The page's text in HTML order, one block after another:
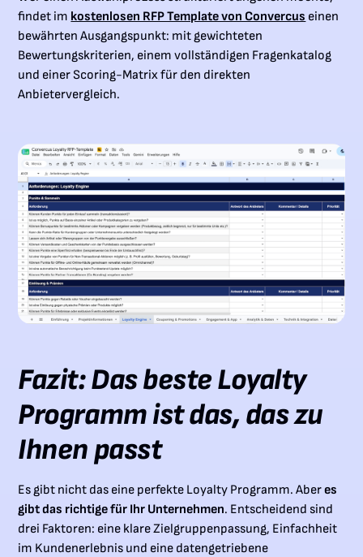
findet im kostenlosen RFP Template von Convercus einen
bewährten Ausgangspunkt: mit gewichteten
Bewertungskriterien, einem vollständigen Fragenkatalog
und einer Scoring-Matrix für den direkten
Anbietervergleich.
Fazit: Das beste Loyalty
Programm ist das, das zu
Ihnen passt
Es gibt nicht das eine perfekte Loyalty Programm. Aberes
gibt das richtige für Ihr Unternehmen. Entscheidend sind
drei Faktoren: eine klare Zielgruppenpassung, Einfachheit
im Kundenerlebnis und eine datengetriebene